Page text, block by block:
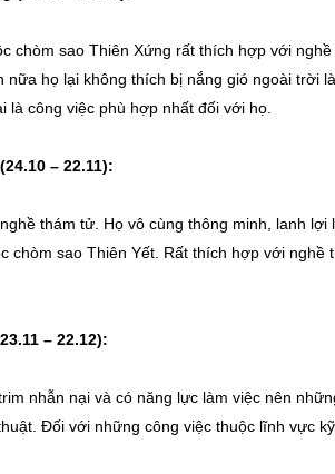
chòm sao Thiên Xứng rất thích hợp với
nữa họ lại không thích bị nắng gió ngoài trời
là công việc phù hợp nhất đối với họ.
– 22.11):
thám tử. Họ vô cùng thông minh, lanh
chòm sao Thiên Yết. Rất thích hợp với
– 22.12):
nhẫn nại và có năng lực làm việc nên
Đối với những công việc thuộc lĩnh vực